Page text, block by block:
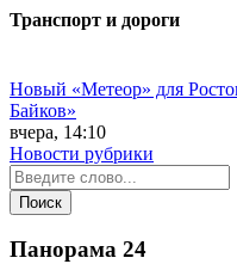
Транспорт и дороги
Новый «Метеор» для
Байков»
вчера, 14:10
Новости рубрики
Панорама 24